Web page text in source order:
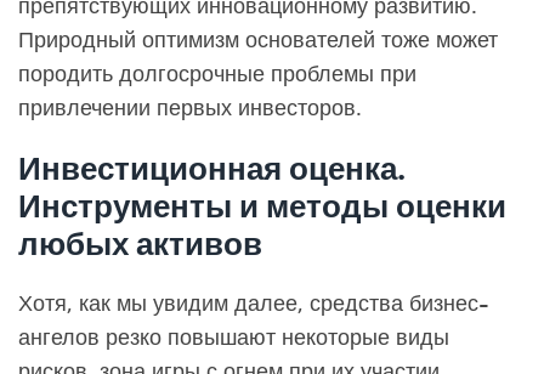
Природный оптимизм основателей тоже может
породить долгосрочные проблемы при
привлечении первых инвесторов.
Инвестиционная оценка.
Инструменты и методы оценки
любых активов
Хотя, как мы увидим далее, средства бизнес-
ангелов резко повышают некоторые виды